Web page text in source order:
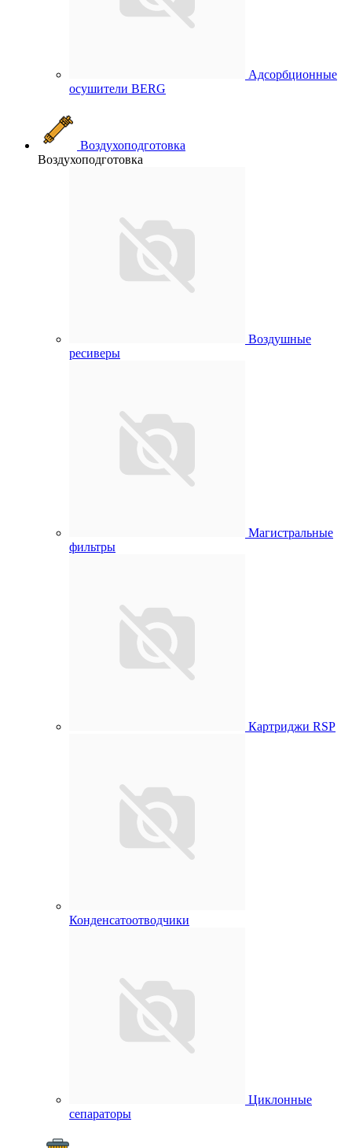
Адсорбционные
осушители BERG
Воздухоподготовка
Воздухоподготовка
Воздушные
ресиверы
Магистральные
фильтры
Картриджи RSP
Конденсатоотводчики
Циклонные
сепараторы